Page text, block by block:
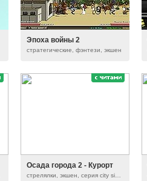
Эпоха войны 2
стратегические, фэнтези, экшен
Осада города 2 - Курорт